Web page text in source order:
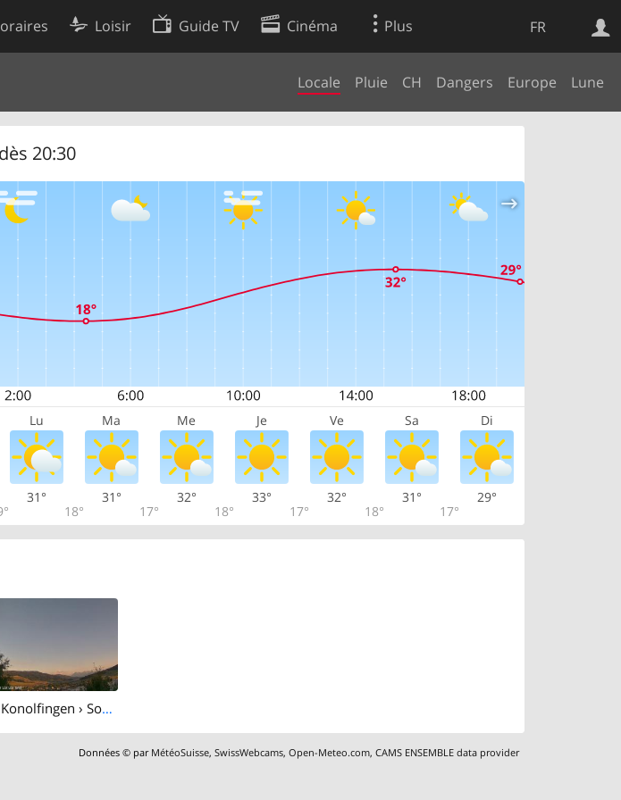
FR
Loisir Guide TV Cinéma Plus
Locale Pluie CH Dangers Europe Lune
20:30
Lu Ma Me Je Ve Sa Di
31°
18°
31°
17°
32°
18°
33°
17°
32°
18°
31°
17°
29°
Konolfingen › South: Terrassenweg
Données © par MétéoSuisse,SwissWebcams,Open-Meteo.com,CAMS ENSEMBLE data provider
Web
Préférences de cookies